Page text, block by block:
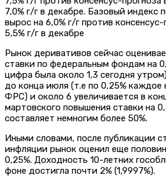
7,0% г/г в декабре. Базовый индекс
вырос на 6,0% г/г против консенсус-
5,5% г/г в декабре
Рынок деривативов сейчас
ставки по федеральным фондам на
цифра была около 1,3 сегодня
до конца июля (т.е по 0,25%
ФРС) и около 6 увеличивается в
мартовского повышения ставки на
составляет немногим более 50%.
Иными словами, после публикации
инфляции рынок оценил еще
0,25%. Доходность 10-летних
фоне достигла почти 2% (1,9997%).